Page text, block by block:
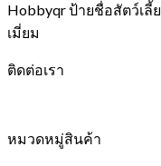
Hobbyqr ป้ายชื่อสัตว์เลี้
เมี่ยม
ติดต่อเรา
หมวดหมู่สินค้า